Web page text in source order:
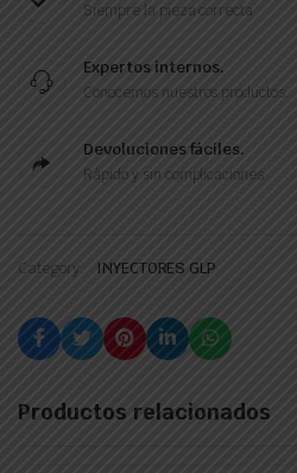
Siempre la pieza correcta
Expertos internos.
Conocemos nuestros productos.
Devoluciones fáciles.
Rápido y sin complicaciones
Category: INYECTORES GLP
Productos relacionados